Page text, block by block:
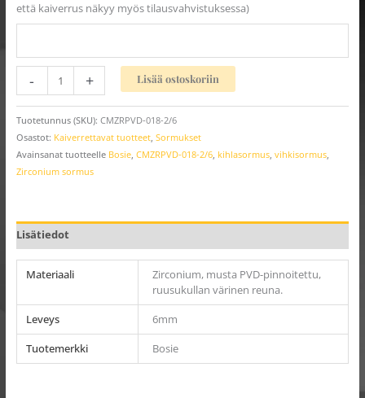
että kaiverrus näkyy myös tilausvahvistuksessa)
- + Lisää ostoskoriin
Tuotetunnus (SKU): CMZRPVD-018-2/6
Osastot: Kaiverrettavat tuotteet, Sormukset
Avainsanat tuotteelle Bosie, CMZRPVD-018-2/6, kihlasormus, vihkisormus,
Zirconium sormus
Lisätiedot
Materiaali
Zirconium, musta PVD-pinnoitettu,
ruusukullan värinen reuna.
Leveys
6mm
Tuotemerkki
Bosie